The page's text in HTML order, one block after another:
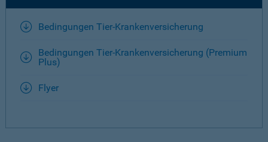
Bedingungen Tier-Krankenversicherung
Bedingungen Tier-Krankenversicherung (Premium
Plus)
Flyer